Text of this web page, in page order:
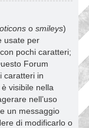
o smileys)
usate per
pochi caratteri;
Forum
caratteri in
visibile nella
nell’uso
un messaggio
di modificarlo o